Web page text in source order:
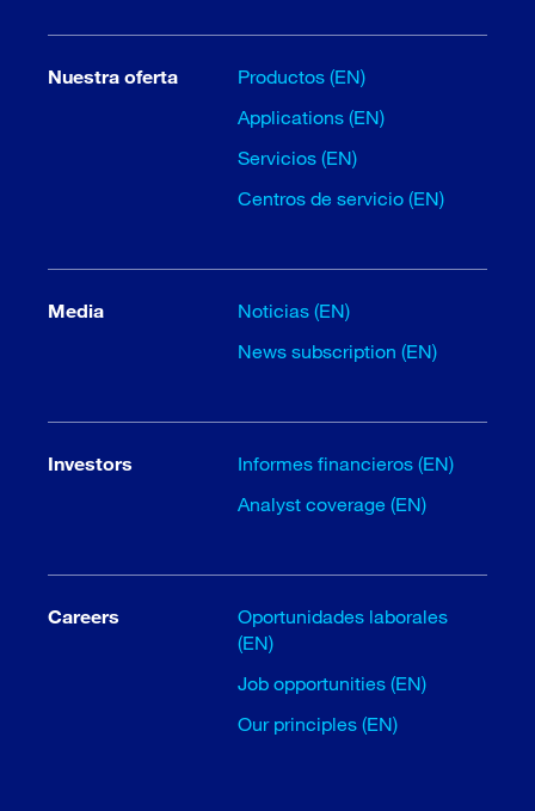
Nuestra oferta
Productos (EN)
Applications (EN)
Servicios (EN)
Centros de servicio (EN)
Media
Noticias (EN)
News subscription (EN)
Investors
Informes financieros (EN)
Analyst coverage (EN)
Careers
Oportunidades laborales
(EN)
Job opportunities (EN)
Our principles (EN)